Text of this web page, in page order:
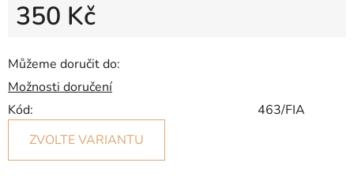
ZVOLTE VARIANTU
Můžeme doručit do:
Možnosti doručení
Kód:
463/FIA
350 Kč